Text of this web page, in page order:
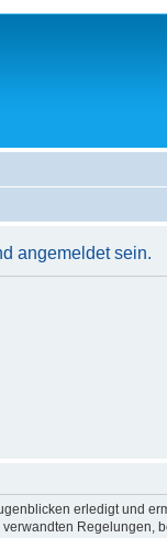
angemeldet sein.
erledigt und